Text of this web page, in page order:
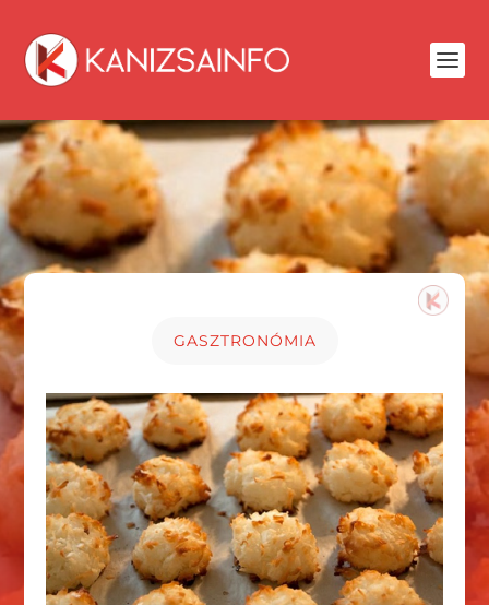
GASZTRONÓMIA